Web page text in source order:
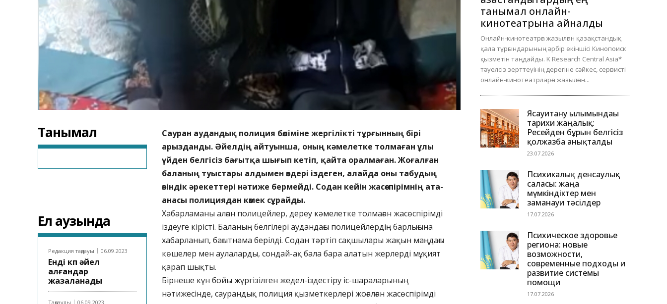
Танымал
Ел аузында
Редакция таңдауы 06.09.2023
Енді көп әйел
алғандар
жазаланады
Таңдаулы 06.09.2023
Сауран аудандық полиция бөліміне жергілікті тұрғынның бірі
арызданды. Әйелдің айтуынша, оның кәмелетке толмаған ұлы
үйден белгісіз бағытқа шығып кетіп, қайта оралмаған. Жоғалған
баланың туыстары алдымен өздері іздеген, алайда оны табудың
өзіндік әрекеттері нәтиже бермейді. Содан кейін жасөспірімнің ата-
анасы полициядан көмек сұрайды.
Хабарламаны алған полицейлер, дереу кәмелетке толмаған жасөспірімді
іздеуге кірісті. Баланың белгілері аудандағы полицейлердің барлығына
хабарланып, бағытнама берілді. Содан тәртіп сақшылары жақын маңдағы
көшелер мен аулаларды, сондай-ақ бала бара алатын жерлерді мұқият
қарап шықты.
Бірнеше күн бойы жүргізілген жедел-іздестіру іс-шараларының
нәтижесінде, саурандық полиция қызметкерлері жоғалған жасөспірімді
танымал онлайн-
кинотеатрына айналды
Онлайн-кинотеатрға жазылған қазақстандық
қала тұрғындарының әрбір екіншісі Кинопоиск
қызметін таңдайды. K Research Central Asia*
тәуелсіз зерттеуінің дерегіне сәйкес, сервисті
онлайн-кинотеатрларға жазылған...
Ясауитану ғылымындағы
тарихи жаңалық:
Ресейден бұрын белгісіз
қолжазба анықталды
23.07.2026
Психикалық денсаулық
саласы: жаңа
мүмкіндіктер мен
заманауи тәсілдер
17.07.2026
Психическое здоровье
региона: новые
возможности,
современные подходы и
развитие системы
помощи
17.07.2026